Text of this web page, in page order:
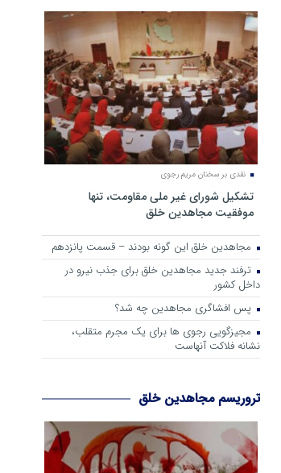
نقدی بر سخنان مریم رجوی
تشکیل شورای غیر ملی مقاومت، تنها
موفقیت مجاهدین خلق
مجاهدین خلق این گونه بودند – قسمت پانزدهم
ترفند جدید مجاهدین خلق برای جذب نیرو در
داخل کشور
پس افشاگری مجاهدین چه شد؟
مجیزگویی رجوی ها برای یک مجرم متقلب،
نشانه فلاکت آنهاست
تروریسم مجاهدین خلق